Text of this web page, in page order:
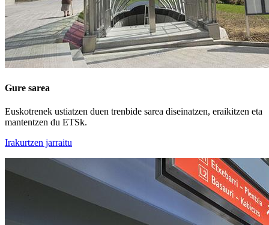
Gure sarea
Euskotrenek ustiatzen duen trenbide sarea diseinatzen, eraikitzen eta
mantentzen du ETSk.
Irakurtzen jarraitu